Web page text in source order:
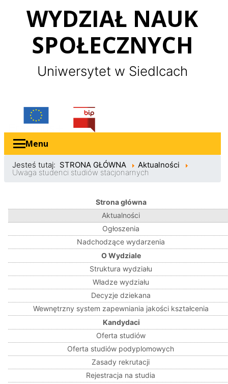
WYDZIAŁ NAUK
SPOŁECZNYCH
Uniwersytet w Siedlcach
Erasmus
Menu
Jesteś tutaj: STRONA GŁÓWNA Aktualności
Uwaga studenci studiów stacjonarnych
Strona główna
Aktualności
Ogłoszenia
Nadchodzące wydarzenia
O Wydziale
Struktura wydziału
Władze wydziału
Decyzje dziekana
Wewnętrzny system zapewniania jakości kształcenia
Kandydaci
Oferta studiów
Oferta studiów podyplomowych
Zasady rekrutacji
Rejestracja na studia